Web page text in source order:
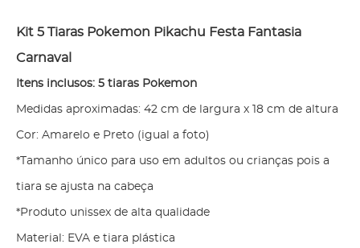
Kit 5 Tiaras Pokemon Pikachu Festa Fantasia
Carnaval
Itens inclusos: 5 tiaras Pokemon
Medidas aproximadas: 42 cm de largura x 18 cm de altura
Cor: Amarelo e Preto (igual a foto)
*Tamanho único para uso em adultos ou crianças pois a
tiara se ajusta na cabeça
*Produto unissex de alta qualidade
Material: EVA e tiara plástica